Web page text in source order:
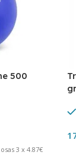
500
3 x 4.87€